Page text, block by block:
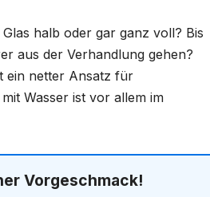
halb oder gar ganz voll? Bis
aus der Verhandlung gehen?
ein netter Ansatz für
Wasser ist vor allem im
Vorgeschmack!